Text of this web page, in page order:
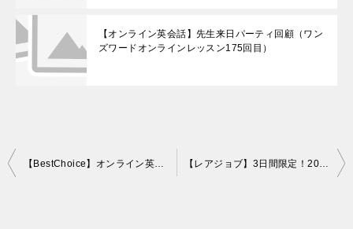
【オンライン英会話】先生来日パーティ回顧（ワン
ズワードオンラインレッスン175回目）
投